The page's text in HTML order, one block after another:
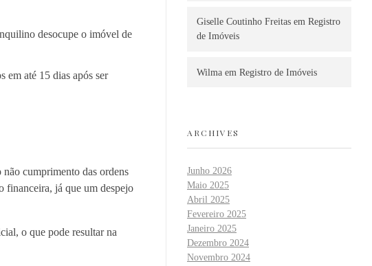
desocupe o imóvel de
em até 15 dias após ser
cumprimento das ordens
financeira, já que um despejo
o que pode resultar na
Giselle Coutinho Freitas em Registro
de Imóveis
Wilma em Registro de Imóveis
ARCHIVES
Junho 2026
Maio 2025
Abril 2025
Fevereiro 2025
Janeiro 2025
Dezembro 2024
Novembro 2024